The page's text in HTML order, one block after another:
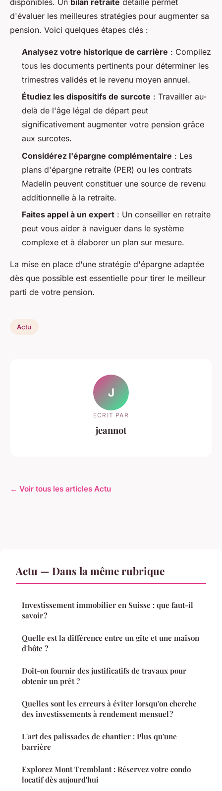
disponibles. Un bilan retraite détaillé permet
d'évaluer les meilleures stratégies pour augmenter sa
pension. Voici quelques étapes clés :
Analysez votre historique de carrière : Compilez
tous les documents pertinents pour déterminer les
trimestres validés et le revenu moyen annuel.
Étudiez les dispositifs de surcote : Travailler au-
delà de l'âge légal de départ peut
significativement augmenter votre pension grâce
aux surcotes.
Considérez l'épargne complémentaire : Les
plans d'épargne retraite (PER) ou les contrats
Madelin peuvent constituer une source de revenu
additionnelle à la retraite.
Faites appel à un expert : Un conseiller en retraite
peut vous aider à naviguer dans le système
complexe et à élaborer un plan sur mesure.
La mise en place d'une stratégie d'épargne adaptée
dès que possible est essentielle pour tirer le meilleur
parti de votre pension.
Actu
J
ECRIT PAR
jeannot
← Voir tous les articles Actu
Actu — Dans la même rubrique
Investissement immobilier en Suisse : que faut-il
savoir ?
Quelle est la différence entre un gîte et une maison
d'hôte ?
Doit-on fournir des justificatifs de travaux pour
obtenir un prêt ?
Quelles sont les erreurs à éviter lorsqu'on cherche
des investissements à rendement mensuel ?
L'art des palissades de chantier : Plus qu'une
barrière
Explorez Mont Tremblant : Réservez votre condo
locatif dès aujourd'hui